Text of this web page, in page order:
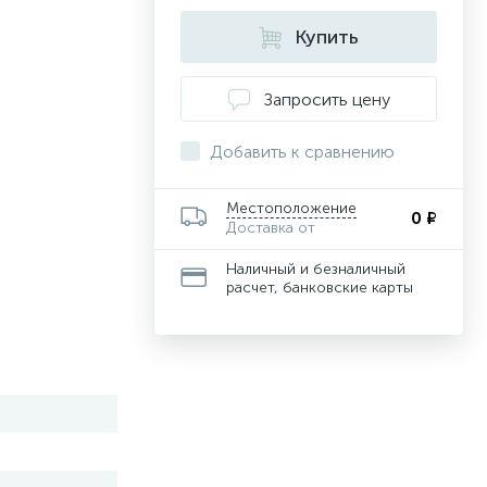
Купить
Запросить цену
Добавить к сравнению
Местоположение
Доставка от
0 ₽
Наличный и безналичный
расчет, банковские карты